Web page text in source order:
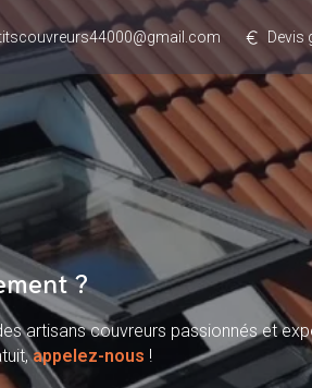
Devis
?
artisans couvreurs passionnés et
appelez-nous !